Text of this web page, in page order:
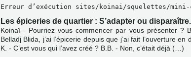
Erreur d’exécution sites/koinai/squelettes/mini-
Les épiceries de quartier : S’adapter ou disparaître.
Koinaï - Pourriez vous commencer par vous présenter ?
Belladj Blida, j’ai l’épicerie depuis que j’ai fait l’ouverture en
K. - C’est vous qui l’avez créé ? B.B. - Non, c’était déjà (…)